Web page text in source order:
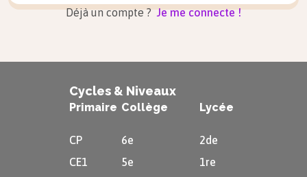
Déjà un compte ? Je me connecte !
Cycles & Niveaux
Primaire
CP
CE1
Collège
6e
5e
Lycée
2de
1re